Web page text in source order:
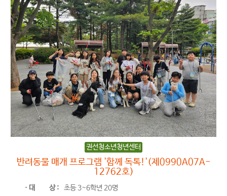
권선청소년청년센터
반려동물 매개 프로그램 '함께 독톡!'(제0990A07A-
12762호)
ㆍ대 상 :
초등 3~6학년 20명